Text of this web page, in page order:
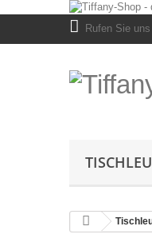
Rufen Sie